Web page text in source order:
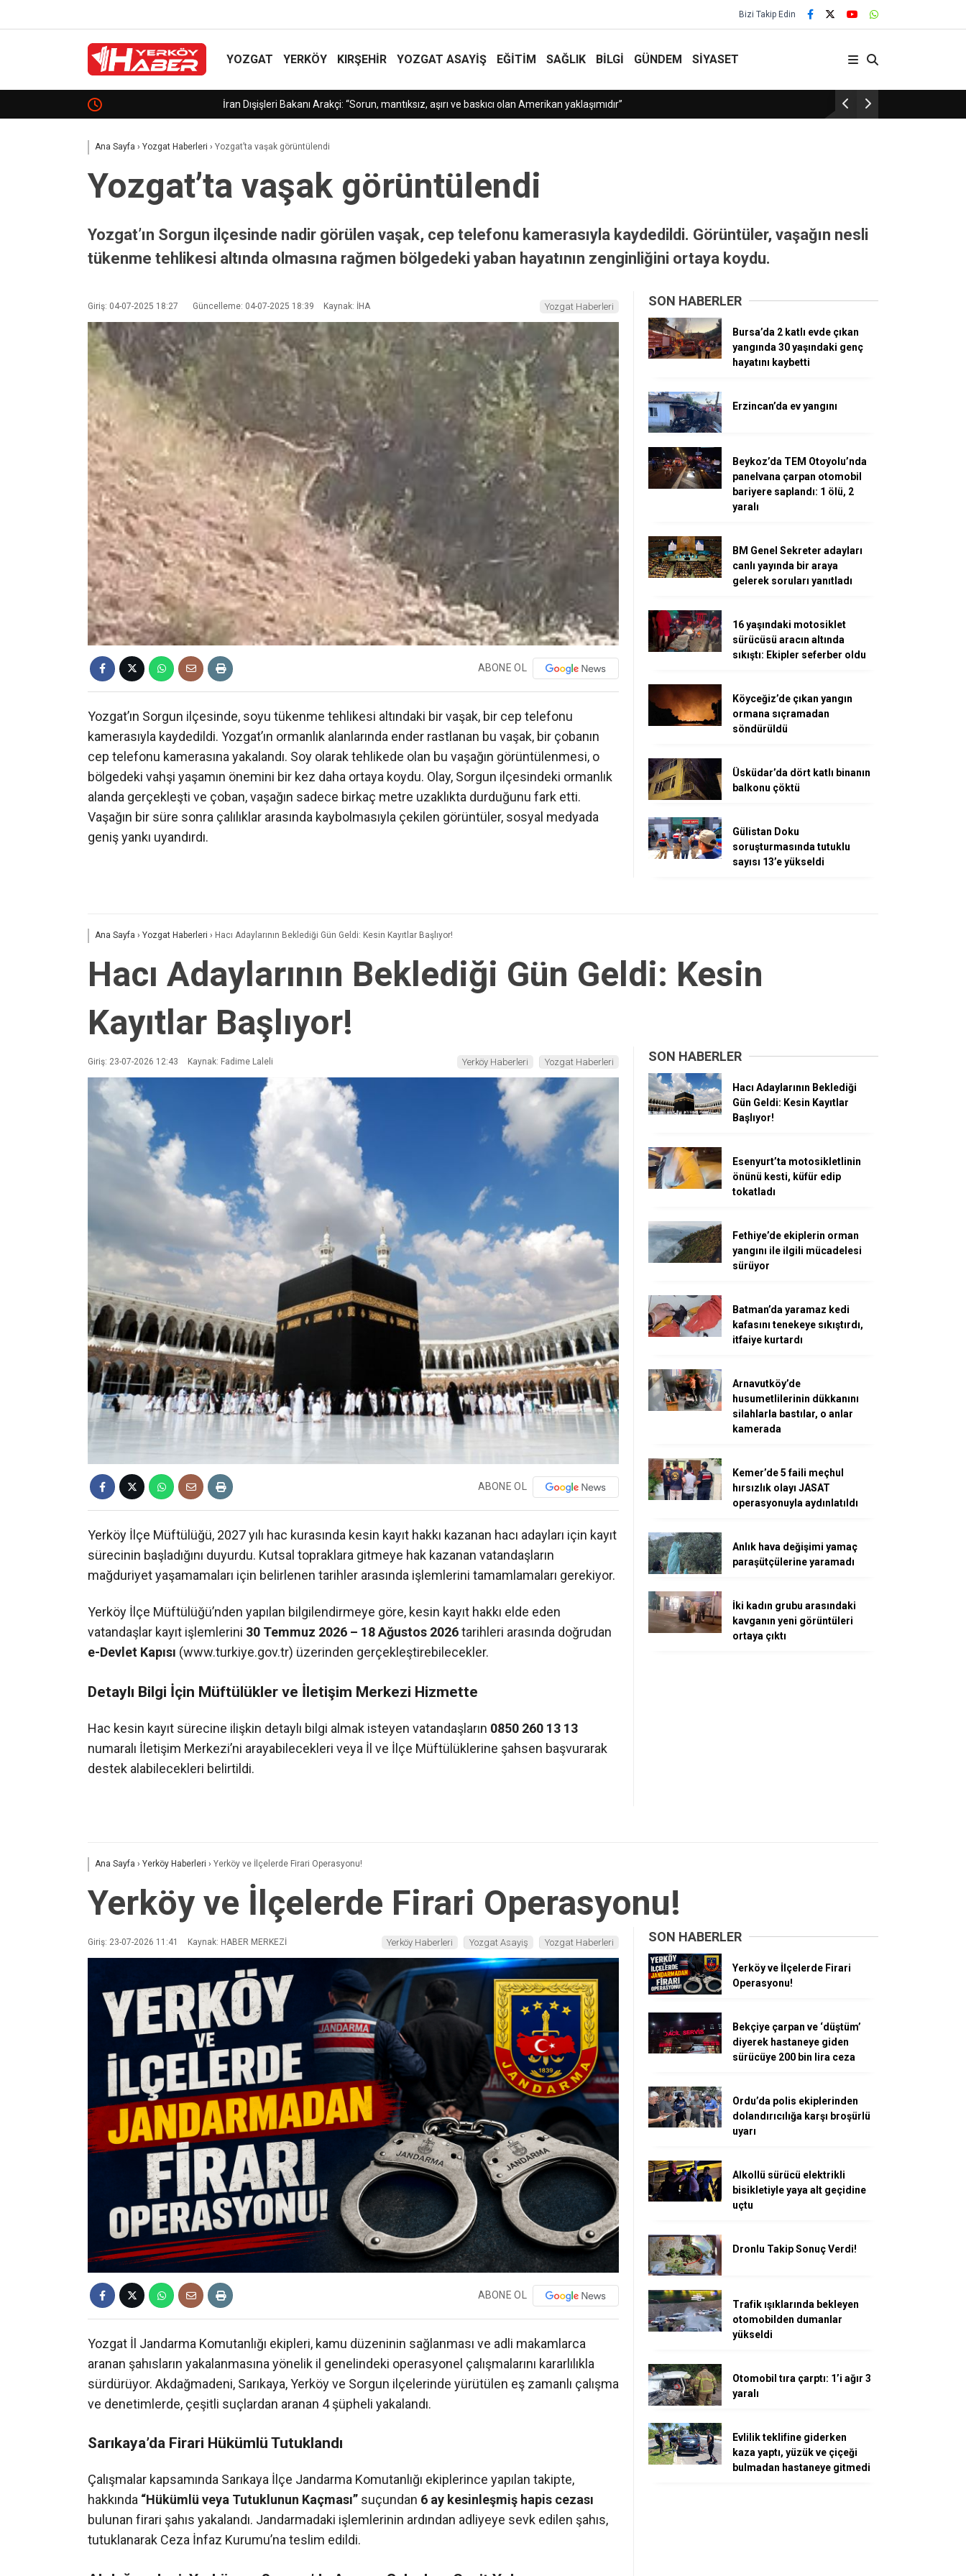
Bizi Takip Edin
YOZGAT YERKÖY KIRŞEHİR YOZGAT ASAYIŞ EĞİTİM SAĞLIK BİLGİ GÜNDEM SİYASET
İran Dışişleri Bakanı Arakçi: “Sorun, mantıksız, aşırı ve baskıcı olan Amerikan yaklaşımıdır” Kırşehir’de hasadın yüzde 65’i tamamlandı
Ana Sayfa › Yozgat Haberleri › Yozgat’ta vaşak görüntülendi
Yozgat’ta vaşak görüntülendi
Yozgat’ın Sorgun ilçesinde nadir görülen vaşak, cep telefonu kamerasıyla kaydedildi. Görüntüler, vaşağın nesli
tükenme tehlikesi altında olmasına rağmen bölgedeki yaban hayatının zenginliğini ortaya koydu.
Giriş: 04-07-2025 18:27 Güncelleme: 04-07-2025 18:39 Kaynak: İHA Yozgat Haberleri
ABONE OL
Yozgat’ın Sorgun ilçesinde, soyu tükenme tehlikesi altındaki bir vaşak, bir cep telefonu
kamerasıyla kaydedildi. Yozgat’ın ormanlık alanlarında ender rastlanan bu vaşak, bir çobanın
cep telefonu kamerasına yakalandı. Soy olarak tehlikede olan bu vaşağın görüntülenmesi, o
bölgedeki vahşi yaşamın önemini bir kez daha ortaya koydu. Olay, Sorgun ilçesindeki ormanlık
alanda gerçekleşti ve çoban, vaşağın sadece birkaç metre uzaklıkta durduğunu fark etti.
Vaşağın bir süre sonra çalılıklar arasında kaybolmasıyla çekilen görüntüler, sosyal medyada
geniş yankı uyandırdı.
SON HABERLER
Bursa’da 2 katlı evde çıkan
yangında 30 yaşındaki genç
hayatını kaybetti
Erzincan’da ev yangını
Beykoz’da TEM Otoyolu’nda
panelvana çarpan otomobil
bariyere saplandı: 1 ölü, 2
yaralı
BM Genel Sekreter adayları
canlı yayında bir araya
gelerek soruları yanıtladı
16 yaşındaki motosiklet
sürücüsü aracın altında
sıkıştı: Ekipler seferber oldu
Köyceğiz’de çıkan yangın
ormana sıçramadan
söndürüldü
Üsküdar’da dört katlı binanın
balkonu çöktü
Gülistan Doku
soruşturmasında tutuklu
sayısı 13’e yükseldi
Ana Sayfa › Yozgat Haberleri › Hacı Adaylarının Beklediği Gün Geldi: Kesin Kayıtlar Başlıyor!
Hacı Adaylarının Beklediği Gün Geldi: Kesin
Kayıtlar Başlıyor!
Giriş: 23-07-2026 12:43 Kaynak: Fadime Laleli Yerköy Haberleri Yozgat Haberleri
ABONE OL
Yerköy İlçe Müftülüğü, 2027 yılı hac kurasında kesin kayıt hakkı kazanan hacı adayları için kayıt
sürecinin başladığını duyurdu. Kutsal topraklara gitmeye hak kazanan vatandaşların
mağduriyet yaşamamaları için belirlenen tarihler arasında işlemlerini tamamlamaları gerekiyor.
Yerköy İlçe Müftülüğü’nden yapılan bilgilendirmeye göre, kesin kayıt hakkı elde eden
vatandaşlar kayıt işlemlerini 30 Temmuz 2026 – 18 Ağustos 2026tarihleri arasında doğrudan
e-Devlet Kapısı (www.turkiye.gov.tr) üzerinden gerçekleştirebilecekler.
Detaylı Bilgi İçin Müftülükler ve İletişim Merkezi Hizmette
Hac kesin kayıt sürecine ilişkin detaylı bilgi almak isteyen vatandaşların 0850 260 13 13
numaralı İletişim Merkezi’ni arayabilecekleri veya İl ve İlçe Müftülüklerine şahsen başvurarak
destek alabilecekleri belirtildi.
SON HABERLER
Hacı Adaylarının Beklediği
Gün Geldi: Kesin Kayıtlar
Başlıyor!
Esenyurt’ta motosikletlinin
önünü kesti, küfür edip
tokatladı
Fethiye’de ekiplerin orman
yangını ile ilgili mücadelesi
sürüyor
Batman’da yaramaz kedi
kafasını tenekeye sıkıştırdı,
itfaiye kurtardı
Arnavutköy’de
husumetlilerinin dükkanını
silahlarla bastılar, o anlar
kamerada
Kemer’de 5 faili meçhul
hırsızlık olayı JASAT
operasyonuyla aydınlatıldı
Anlık hava değişimi yamaç
paraşütçülerine yaramadı
İki kadın grubu arasındaki
kavganın yeni görüntüleri
ortaya çıktı
Ana Sayfa › Yerköy Haberleri › Yerköy ve İlçelerde Firari Operasyonu!
Yerköy ve İlçelerde Firari Operasyonu!
Giriş: 23-07-2026 11:41 Kaynak: HABER MERKEZİ Yerköy Haberleri Yozgat Asayiş Yozgat Haberleri
ABONE OL
Yozgat İl Jandarma Komutanlığı ekipleri, kamu düzeninin sağlanması ve adli makamlarca
aranan şahısların yakalanmasına yönelik il genelindeki operasyonel çalışmalarını kararlılıkla
sürdürüyor. Akdağmadeni, Sarıkaya, Yerköy ve Sorgun ilçelerinde yürütülen eş zamanlı çalışma
ve denetimlerde, çeşitli suçlardan aranan 4 şüpheli yakalandı.
Sarıkaya’da Firari Hükümlü Tutuklandı
Çalışmalar kapsamında Sarıkaya İlçe Jandarma Komutanlığı ekiplerince yapılan takipte,
hakkında “Hükümlü veya Tutuklunun Kaçması” suçundan 6 ay kesinleşmiş hapis cezası
bulunan firari şahıs yakalandı. Jandarmadaki işlemlerinin ardından adliyeye sevk edilen şahıs,
tutuklanarak Ceza İnfaz Kurumu’na teslim edildi.
SON HABERLER
Yerköy ve İlçelerde Firari
Operasyonu!
Bekçiye çarpan ve ‘düştüm’
diyerek hastaneye giden
sürücüye 200 bin lira ceza
Ordu’da polis ekiplerinden
dolandırıcılığa karşı broşürlü
uyarı
Alkollü sürücü elektrikli
bisikletiyle yaya alt geçidine
uçtu
Dronlu Takip Sonuç Verdi!
Trafik ışıklarında bekleyen
otomobilden dumanlar
yükseldi
Otomobil tıra çarptı: 1’i ağır 3
yaralı
Evlilik teklifine giderken
kaza yaptı, yüzük ve çiçeği
bulmadan hastaneye gitmedi